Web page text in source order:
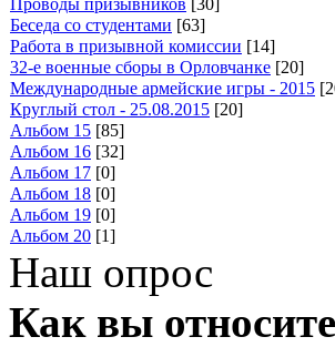
Беседа со студентами [63]
Работа в призывной комиссии [14]
32-е военные сборы в Орловчанке [20]
Международные армейские игры - 2015
Круглый стол - 25.08.2015 [20]
Альбом 15 [85]
Альбом 16 [32]
Альбом 17 [0]
Альбом 18 [0]
Альбом 19 [0]
Альбом 20 [1]
Наш опрос
Как вы